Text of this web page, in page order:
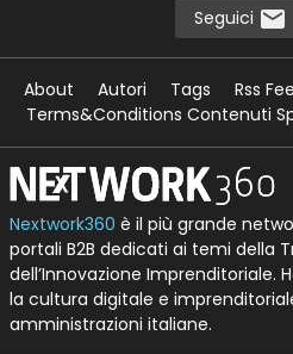
Seguici
About Autori Tags Rss
Terms&Conditions Contenuti
Nextwork360 è il più grande
portali B2B dedicati ai temi della
dell’Innovazione Imprenditoriale.
la cultura digitale e
amministrazioni italiane.